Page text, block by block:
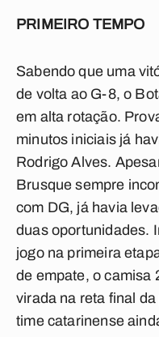
PRIMEIRO TEMPO
Sabendo que uma
de volta ao G-8, o
em alta rotação.
minutos iniciais já
Rodrigo Alves.
Brusque sempre
com DG, já havia
duas oportunidades.
jogo na primeira
de empate, o camisa
virada na reta final
time catarinense